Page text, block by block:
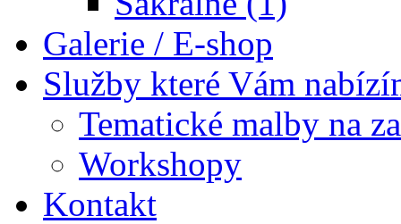
Galerie / E-shop
Služby které Vám
Tematické malby na
Workshopy
Kontakt